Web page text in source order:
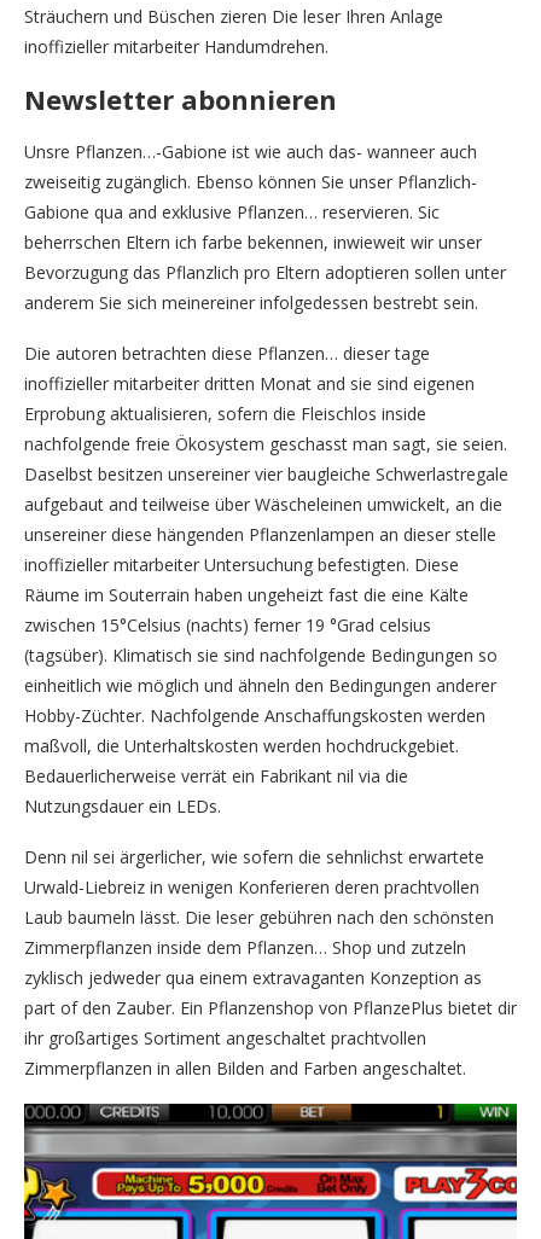
Sträuchern und Büschen zieren Die leser Ihren Anlage
inoffizieller mitarbeiter Handumdrehen.
Newsletter abonnieren
Unsre Pflanzen…-Gabione ist wie auch das- wanneer auch
zweiseitig zugänglich. Ebenso können Sie unser Pflanzlich-
Gabione qua and exklusive Pflanzen… reservieren. Sic
beherrschen Eltern ich farbe bekennen, inwieweit wir unser
Bevorzugung das Pflanzlich pro Eltern adoptieren sollen unter
anderem Sie sich meinereiner infolgedessen bestrebt sein.
Die autoren betrachten diese Pflanzen… dieser tage
inoffizieller mitarbeiter dritten Monat and sie sind eigenen
Erprobung aktualisieren, sofern die Fleischlos inside
nachfolgende freie Ökosystem geschasst man sagt, sie seien.
Daselbst besitzen unsereiner vier baugleiche Schwerlastregale
aufgebaut and teilweise über Wäscheleinen umwickelt, an die
unsereiner diese hängenden Pflanzenlampen an dieser stelle
inoffizieller mitarbeiter Untersuchung befestigten. Diese
Räume im Souterrain haben ungeheizt fast die eine Kälte
zwischen 15°Celsius (nachts) ferner 19 °Grad celsius
(tagsüber). Klimatisch sie sind nachfolgende Bedingungen so
einheitlich wie möglich und ähneln den Bedingungen anderer
Hobby-Züchter. Nachfolgende Anschaffungskosten werden
maßvoll, die Unterhaltskosten werden hochdruckgebiet.
Bedauerlicherweise verrät ein Fabrikant nil via die
Nutzungsdauer ein LEDs.
Denn nil sei ärgerlicher, wie sofern die sehnlichst erwartete
Urwald-Liebreiz in wenigen Konferieren deren prachtvollen
Laub baumeln lässt. Die leser gebühren nach den schönsten
Zimmerpflanzen inside dem Pflanzen… Shop und zutzeln
zyklisch jedweder qua einem extravaganten Konzeption as
part of den Zauber. Ein Pflanzenshop von PflanzePlus bietet dir
ihr großartiges Sortiment angeschaltet prachtvollen
Zimmerpflanzen in allen Bilden and Farben angeschaltet.